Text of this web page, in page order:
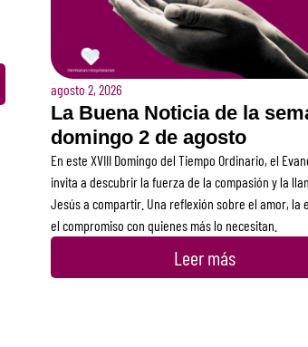
agosto 2, 2026
La Buena Noticia de la
domingo 2 de agosto
En este XVIII Domingo del Tiempo Ordinario, el
invita a descubrir la fuerza de la compasión y la
Jesús a compartir. Una reflexión sobre el amor, la
el compromiso con quienes más lo necesitan.
Leer más